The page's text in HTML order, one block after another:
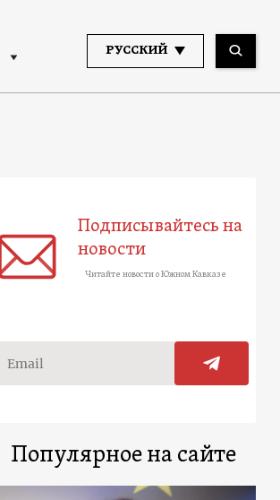
РУССКИЙ
Подписывайтесь на
новости
Читайте новости о Южном Кавказе
Популярное на сайте